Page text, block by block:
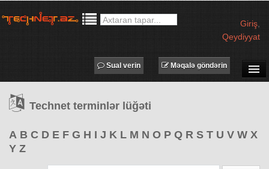
Giriş
Qeydiyyat
TƏDBİRLƏR
Məqalə göndərin
Sual verin
Technet terminlər lüğəti
A B C D E F G H I J K L M N O P Q R S T U V W X
Y Z